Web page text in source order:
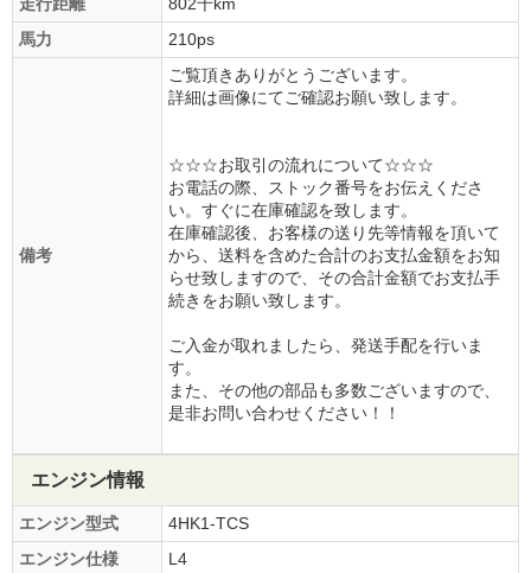
馬力
210ps
備考
ご覧頂きありがとうございます。
詳細は画像にてご確認お願い致します。
☆☆☆お取引の流れについて☆☆☆
お電話の際、ストック番号をお伝えくださ
い。すぐに在庫確認を致します。
在庫確認後、お客様の送り先等情報を頂いて
から、送料を含めた合計のお支払金額をお知
らせ致しますので、その合計金額でお支払手
続きをお願い致します。
ご入金が取れましたら、発送手配を行いま
す。
また、その他の部品も多数ございますので、
是非お問い合わせください！！
エンジン情報
エンジン型式
4HK1-TCS
エンジン仕様
L4